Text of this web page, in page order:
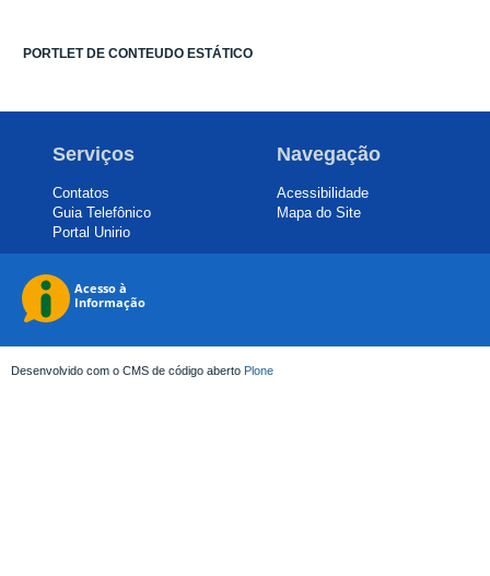
PORTLET DE CONTEUDO ESTÁTICO
Serviços
Contatos
Guia Telefônico
Portal Unirio
Navegação
Acessibilidade
Mapa do Site
Desenvolvido com o CMS de código aberto Plone